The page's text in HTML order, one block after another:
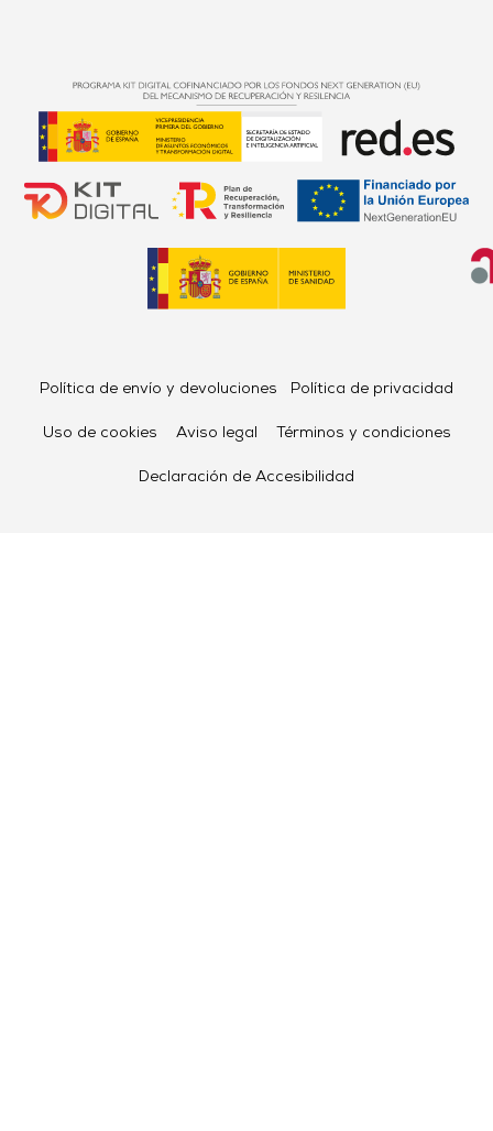
Política de envío y devoluciones Política de privacidad
Uso de cookies Aviso legal Términos y condiciones
Declaración de Accesibilidad